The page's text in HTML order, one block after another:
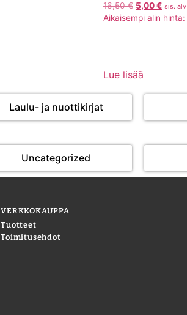
16,50€ 5,00€ sis. alv
Aikaisempi alin hinta:
Lue lisää
Laulu- ja nuottikirjat
Uncategorized
VERKKOKAUPPA
Tuotteet
Toimitusehdot